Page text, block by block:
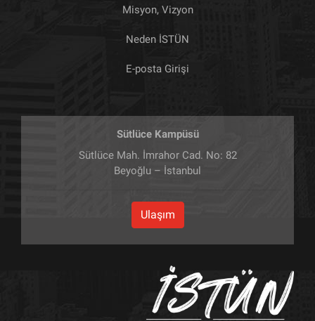
Misyon, Vizyon
Neden İSTÜN
E-posta Girişi
Sütlüce Kampüsü
Sütlüce Mah. İmrahor Cad. No: 82
Beyoğlu – İstanbul
Ulaşım